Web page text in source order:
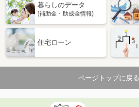
暮らしのデータ
(補助金・助成金情報)
住宅ローン
ページトップに戻る